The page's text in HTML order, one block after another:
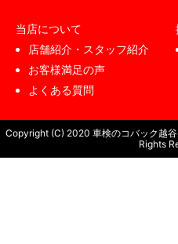
当店について
店舗紹介・スタッフ紹介
お客様満足の声
よくある質問
Copyright (C) 2020 車検のコバック越
Rights